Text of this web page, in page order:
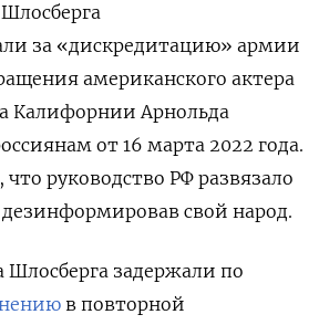
за «дискредитацию» армии
американского актера
Калифорнии Арнольда
от 16 марта 2022 года.
руководство РФ развязало
свой народ.
Шлосберга задержали по
в повторной